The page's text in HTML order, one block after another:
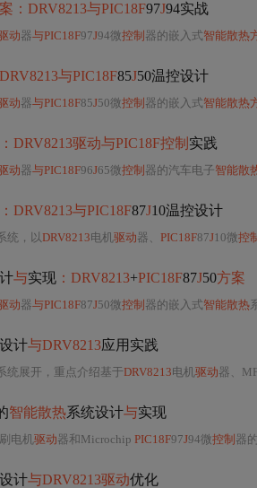
：DRV8213与PIC18F97J94实战
动器与PIC18F97J94微控制 器的嵌入式智能散热
与PIC18F85J50温控设计
动器与PIC18F85J50微控制 器的嵌入式智能散热
DRV8213驱动与PIC18F控制 实践
动器与PIC18F96J65微控制 器的汽车电子智能散
DRV8213与PIC18F87J10温控设计
统，以DRV8213电机驱动器、 PIC18F87J10微控
与实现 ：DRV8213+PIC18F87J50方案
动器与PIC18F87J50微控制 器的嵌入式智能散热系
计与DRV8213应用实践
统展开，重点介绍基于DRV8213电机驱动器、
智能散热系统设计与实现
电机驱动器和Microchip PIC18F97J94微控制 器
计与DRV8213驱动优化